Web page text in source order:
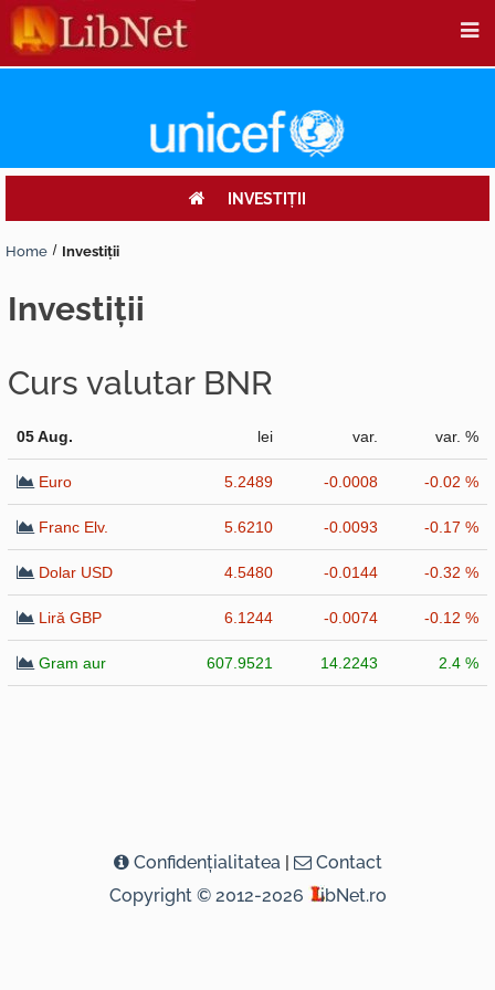
INVESTIŢII
Home Investiţii
investiţii
Curs valutar BNR
05 Aug. lei var. var. %
Euro 5.2489 -0.0008 -0.02 %
Franc Elv. 5.6210 -0.0093 -0.17 %
Dolar USD 4.5480 -0.0144 -0.32 %
Liră GBP 6.1244 -0.0074 -0.12 %
Gram aur 607.9521 14.2243 2.4 %
Confidenţialitatea |
Contact
Copyright © 2012-2026
ibNet.ro